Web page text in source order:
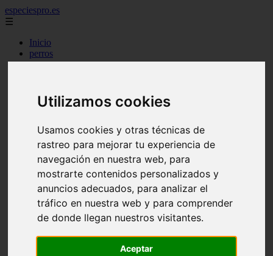
Utilizamos cookies
Usamos cookies y otras técnicas de
rastreo para mejorar tu experiencia de
navegación en nuestra web, para
mostrarte contenidos personalizados y
anuncios adecuados, para analizar el
tráfico en nuestra web y para comprender
de donde llegan nuestros visitantes.
Aceptar
especiespro.es
☰
Inicio
perros
gatos
acuariofilia
acuarios
tenencia responsable
ventas
mantenimiento
aves
marketing
bienestar
peque os mam feros
verano
legislaci n
accesorios